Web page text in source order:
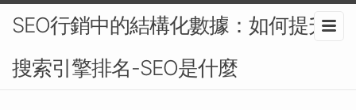
SEO行銷中的結構化數據：如何提升
搜索引擎排名-SEO是什麼